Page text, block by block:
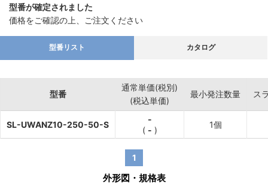
型番が確定されました
価格をご確認の上、ご注文ください
型番リスト カタログ
型番
通常単価(税別)
(税込単価)
最小発注数量 ス
SL-UWANZ10-250-50-S
-
( - )
1個
1
外形図・規格表